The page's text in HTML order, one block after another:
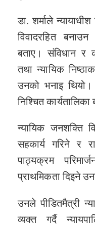
डा. शर्माले
विवादरहित
बताए। संविधान र
तथा न्यायिक
उनको भनाइ थियो।
निश्चित
न्यायिक जनशक्ति
सहकार्य गरिने र
पाठ्यक्रम
प्राथमिकता दिइने
उनले पीडितमैत्री
व्यक्त गर्दै